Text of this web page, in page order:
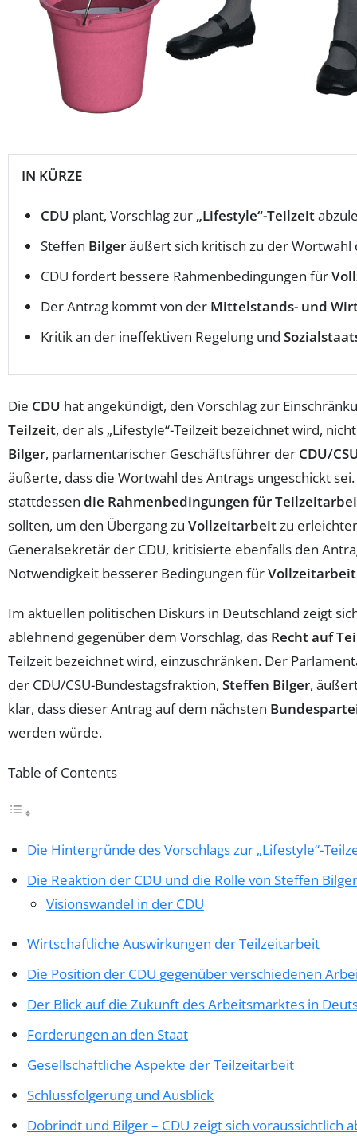
IN KÜRZE
CDU plant, Vorschlag zur „Lifestyle“-Teilzeit
Steffen Bilgeräußert sich kritisch zu der Wortwahl
CDU fordert bessere Rahmenbedingungen für
Der Antrag kommt von der Mittelstands- und
Kritik an der ineffektiven Regelung und
Die CDU hat angekündigt, den Vorschlag zur
Teilzeit, der als „Lifestyle“-Teilzeit bezeichnet wird,
Bilger, parlamentarischer Geschäftsführer der CDU/
äußerte, dass die Wortwahl des Antrags ungeschickt
stattdessen die Rahmenbedingungen für
sollten, um den Übergang zu Vollzeitarbeitzu
Generalsekretär der CDU, kritisierte ebenfalls den
Notwendigkeit besserer Bedingungen fürVollzeitarbeit
Im aktuellen politischen Diskurs in Deutschland zeigt
ablehnend gegenüber dem Vorschlag, das Recht auf
Teilzeit bezeichnet wird, einzuschränken. Der
der CDU/CSU-Bundestagsfraktion, Steffen Bilger,
klar, dass dieser Antrag auf dem nächsten
werden würde.
Table of Contents
Die Hintergründe des Vorschlags zur „Lifestyle“-
Die Reaktion der CDU und die Rolle von Steffen Bilger
Visionswandel in der CDU
Wirtschaftliche Auswirkungen der Teilzeitarbeit
Die Position der CDU gegenüber verschiedenen
Der Blick auf die Zukunft des Arbeitsmarktes in
Forderungen an den Staat
Gesellschaftliche Aspekte der Teilzeitarbeit
Schlussfolgerung und Ausblick
Dobrindt und Bilger – CDU zeigt sich voraussichtlich